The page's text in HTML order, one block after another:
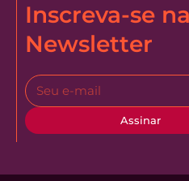
Inscreva-se na
Newsletter
Assinar